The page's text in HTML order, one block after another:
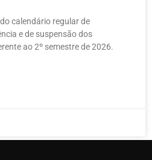
calendário regular de
e de suspensão dos
ao 2º semestre de 2026.